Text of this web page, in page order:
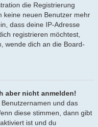
die Registrierung
keine neuen Benutzer mehr
dass deine IP-Adresse
registrieren möchtest,
wende dich an die Board-
aber nicht anmelden!
und das
diese stimmen, dann gibt
aktiviert ist und du